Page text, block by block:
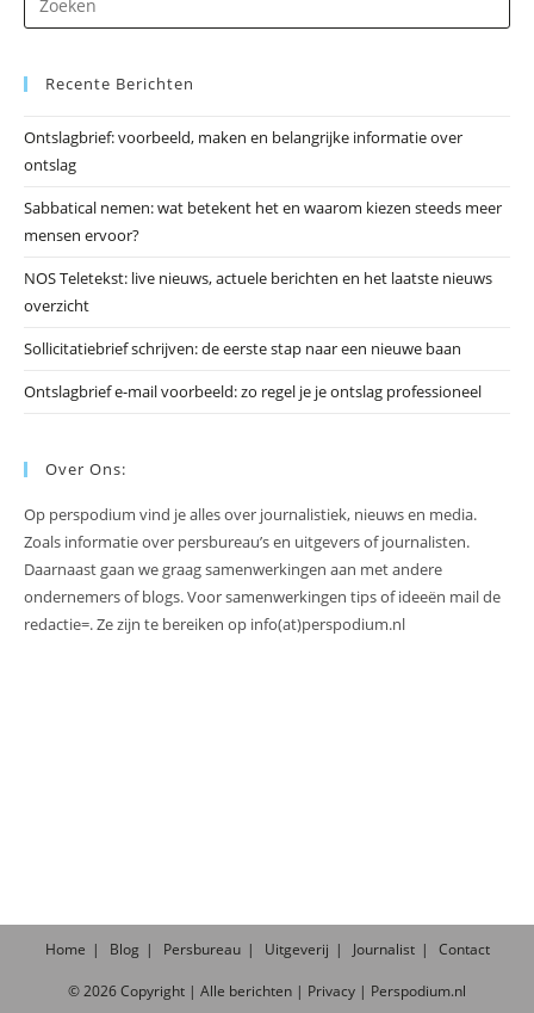
op
Recente Berichten
Ontslagbrief: voorbeeld, maken en belangrijke informatie over
ontslag
Sabbatical nemen: wat betekent het en waarom kiezen steeds meer
mensen ervoor?
NOS Teletekst: live nieuws, actuele berichten en het laatste nieuws
overzicht
Sollicitatiebrief schrijven: de eerste stap naar een nieuwe baan
Ontslagbrief e-mail voorbeeld: zo regel je je ontslag professioneel
Over Ons:
Op perspodium vind je alles over journalistiek, nieuws en media.
Zoals informatie over persbureau’s en uitgevers of journalisten.
Daarnaast gaan we graag samenwerkingen aan met andere
ondernemers of blogs. Voor samenwerkingen tips of ideeën mail de
redactie=. Ze zijn te bereiken op info(at)perspodium.nl
Home Blog Persbureau Uitgeverij Journalist Contact
©2026Copyright | Alle berichten | Privacy | Perspodium.nl